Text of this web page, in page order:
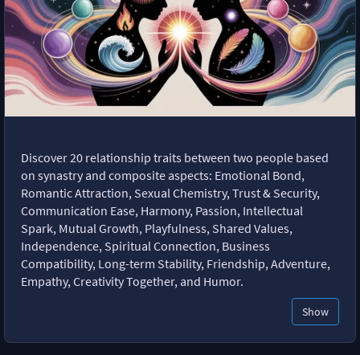
Discover 20 relationship traits between two people based
on synastry and composite aspects: Emotional Bond,
Romantic Attraction, Sexual Chemistry, Trust & Security,
Communication Ease, Harmony, Passion, Intellectual
Spark, Mutual Growth, Playfulness, Shared Values,
Independence, Spiritual Connection, Business
Compatibility, Long-term Stability, Friendship, Adventure,
Empathy, Creativity Together, and Humor.
Show